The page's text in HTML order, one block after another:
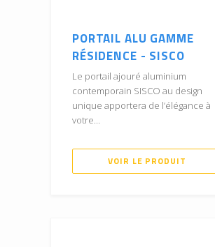
PORTAIL ALU GAMME
RÉSIDENCE - SISCO
Le portail ajouré aluminium
contemporain SISCO au design
unique apportera de l’élégance à
votre...
VOIR LE PRODUIT